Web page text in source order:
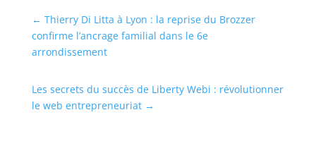
← Thierry Di Litta à Lyon : la reprise du Brozzer
confirme l’ancrage familial dans le 6e
arrondissement
Les secrets du succès de Liberty Webi : révolutionner
le web entrepreneuriat→